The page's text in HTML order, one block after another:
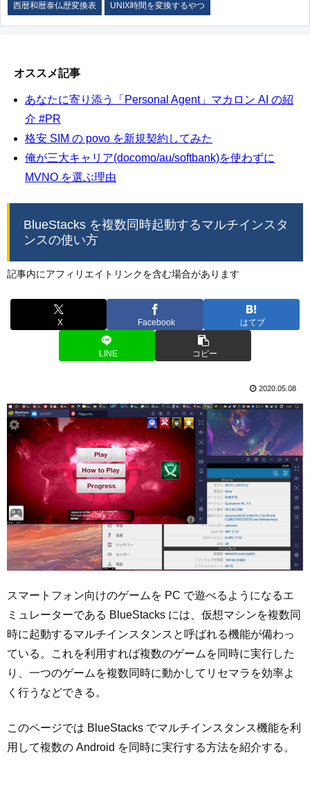
西暦和暦泰仏歴変換表 UNIX時間を変換するやつ
オススメ記事
あなたに寄り添う「Personal Agent」マカロン AI の紹
介 #PR
格安 SIM の povo を新規契約してみた
俺が三大キャリア(docomo/au/softbank)を使わずに
MVNO を選ぶ理由
BlueStacks を複数同時起動するマルチインスタ
ンスの使い方
記事内にアフィリエイトリンクを含む場合があります
X Facebook はてブ
LINE コピー
2020.05.08
スマートフォン向けのゲームを PC で遊べるようになるエ
ミュレーターである BlueStacks には、仮想マシンを複数同
時に起動するマルチインスタンスと呼ばれる機能が備わっ
ている。これを利用すれば複数のゲームを同時に実行した
り、一つのゲームを複数同時に動かしてリセマラを効率よ
く行うなどできる。
このページでは BlueStacks でマルチインスタンス機能を利
用して複数の Android を同時に実行する方法を紹介する。